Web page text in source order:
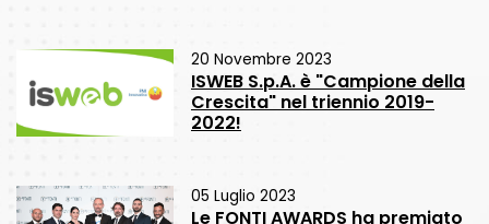
20 Novembre 2023
ISWEB S.p.A. è "Campione della
Crescita" nel triennio 2019-
2022!
05 Luglio 2023
Le FONTI AWARDS ha premiato